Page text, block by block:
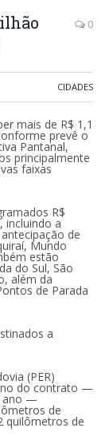
0
CIDADES
mais de R$ 1,1
prevê o
Pantanal,
principalmente
faixas
R$
incluindo a
de
Mundo
estão
do Sul, São
além da
de Parada
a
(PER)
do contrato —
ano —
de
quilômetros de